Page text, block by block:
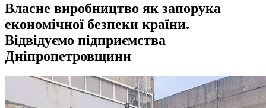
Власне виробництво як запорука
економічної безпеки країни.
Відвідуємо підприємства
Дніпропетровщини